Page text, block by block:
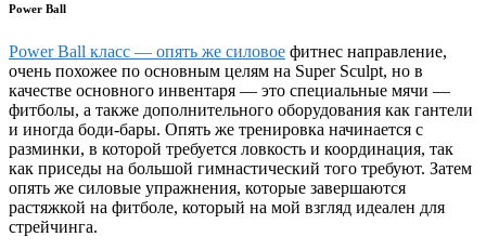
Power Ball
Power Ball класс — опять же силовое фитнес направление,
очень похожее по основным целям на Super Sculpt, но в
качестве основного инвентаря — это специальные мячи —
фитболы, а также дополнительного оборудования как гантели
и иногда боди-бары. Опять же тренировка начинается с
разминки, в которой требуется ловкость и координация, так
как приседы на большой гимнастический того требуют. Затем
опять же силовые упражнения, которые завершаются
растяжкой на фитболе, который на мой взгляд идеален для
стрейчинга.